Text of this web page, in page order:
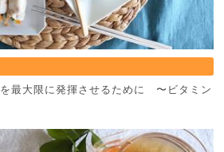
最大限に発揮させるために 〜ビタミン